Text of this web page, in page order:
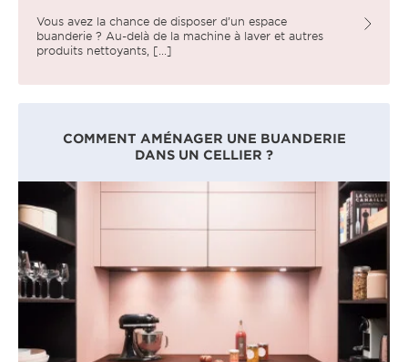
Vous avez la chance de disposer d’un espace
buanderie ? Au-delà de la machine à laver et autres
produits nettoyants, [...]
COMMENT AMÉNAGER UNE BUANDERIE
DANS UN CELLIER ?